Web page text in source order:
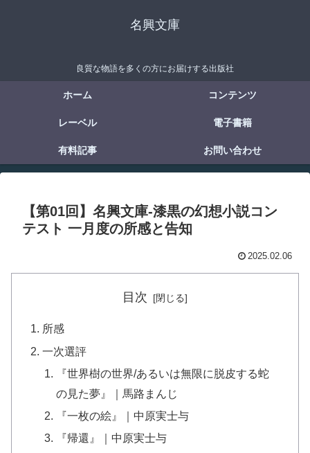
名興文庫
良質な物語を多くの方にお届けする出版社
ホーム コンテンツ
レーベル 電子書籍
有料記事 お問い合わせ
【第01回】名興文庫-漆黒の幻想小説コン
テスト 一月度の所感と告知
2025.02.06
目次
所感
一次選評
『世界樹の世界/あるいは無限に脱皮する蛇
の見た夢』｜馬路まんじ
『一枚の絵』｜中原実士与
『帰還』｜中原実士与